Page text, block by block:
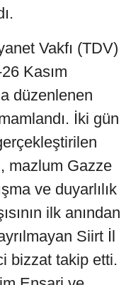
Vakfı (TDV)
Kasım
düzenlenen
İki gün
mazlum Gazze
ve duyarlılık
ilk anından
Siirt İl
bizzat takip etti.